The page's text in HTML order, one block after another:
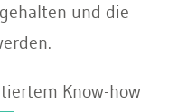
und die
Know-how